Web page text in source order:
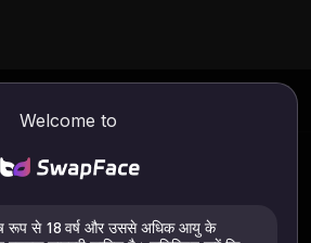
Welcome to
रूप से 18 वर्ष और उससे अधिक आयु के